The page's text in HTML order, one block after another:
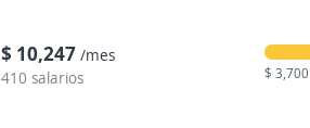
$ 10,247 /mes
410 salarios
$ 3,700